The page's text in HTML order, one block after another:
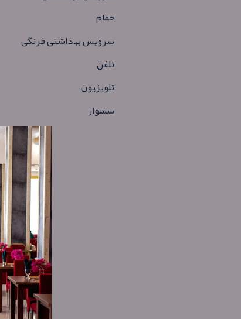
حمام
سرویس بهداشتی فرنگی
تلفن
تلویزیون
سشوار